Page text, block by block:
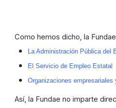
Como hemos dicho, la
La Administración Pública del
El Servicio de Empleo Estatal
Organizaciones
Así, la Fundae no imparte